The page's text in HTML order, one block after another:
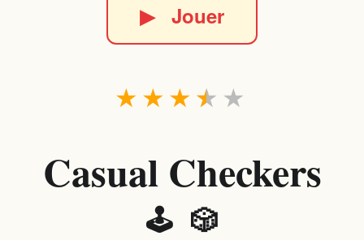
▶Jouer
★
★
★
★
★
Casual Checkers
🕹️ 🎲